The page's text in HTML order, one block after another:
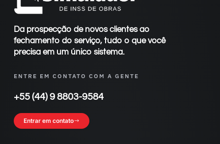
Da prospecção de novos clientes ao
fechamento do serviço, tudo o que você
precisa em um único sistema.
ENTRE EM CONTATO COM A GENTE
+55 (44) 9 8803-9584
Entrar em contato